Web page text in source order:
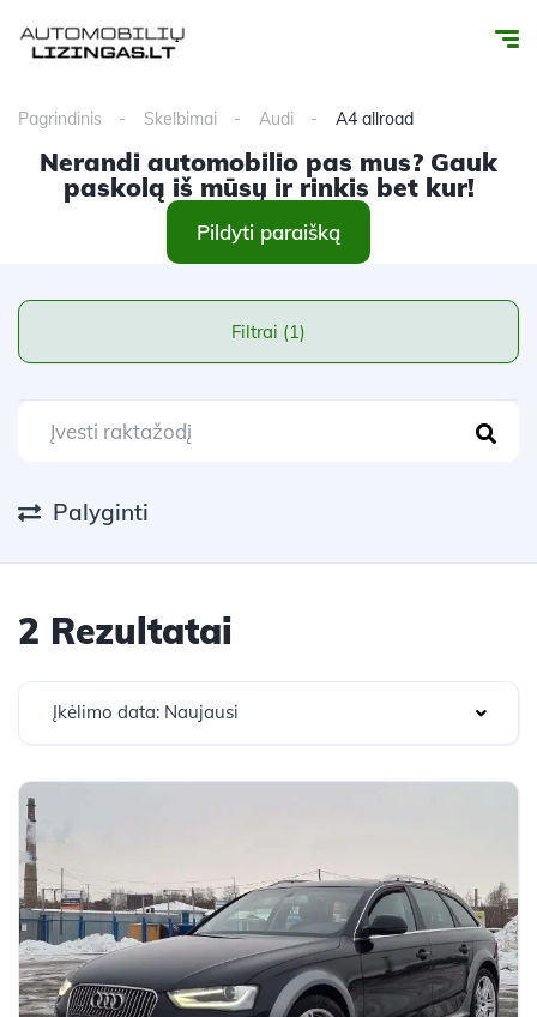
Pagrindinis Skelbimai Audi A4 allroad
Nerandi automobilio pas mus? Gauk
paskolą iš mūsų ir rinkis bet kur!
Pildyti paraišką
Filtrai (1)
Palyginti
2 Rezultatai
Įkėlimo data: Naujausi